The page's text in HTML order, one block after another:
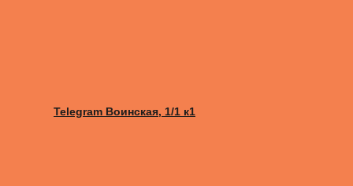
Telegram Воинская, 1/1 к1